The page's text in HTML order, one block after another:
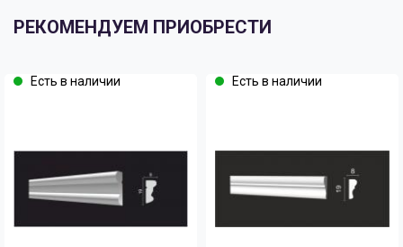
РЕКОМЕНДУЕМ ПРИОБРЕСТИ
Есть в наличии Есть в наличии